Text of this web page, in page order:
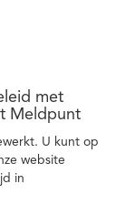
met
Meldpunt
U kunt op
website
in